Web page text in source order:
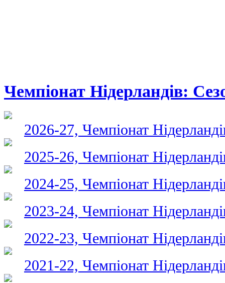
Чемпіонат Нідерландів:
2026-27, Чемпіонат
2025-26, Чемпіонат
2024-25, Чемпіонат
2023-24, Чемпіонат
2022-23, Чемпіонат
2021-22, Чемпіонат